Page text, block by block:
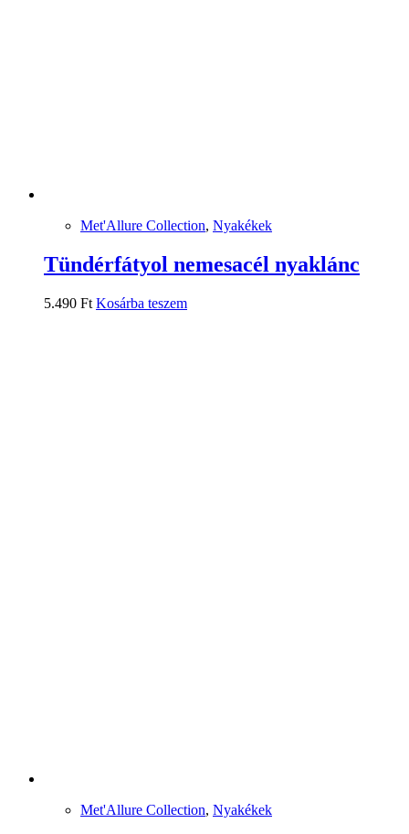
Met'Allure Collection, Nyakékek
Tündérfátyol nemesacél nyaklánc
5.490 Ft Kosárba teszem
Met'Allure Collection, Nyakékek